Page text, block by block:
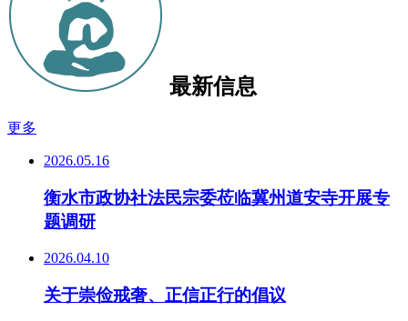
最新信息
更多
2026.05.16
衡水市政协社法民宗委莅临冀州道安寺开展专
题调研
2026.04.10
关于崇俭戒奢、正信正行的倡议